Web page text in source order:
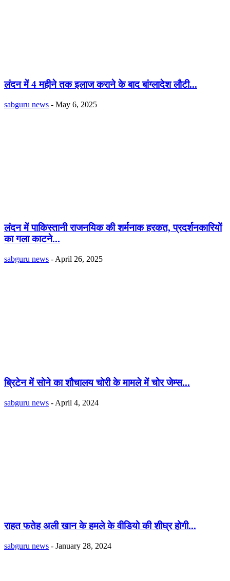
लंदन में 4 महीने तक इलाज कराने के बाद बांग्लादेश लौटी...
sabguru news - May 6, 2025
लंदन में पाकिस्तानी राजनयिक की शर्मनाक हरकत, प्रदर्शनकारियों
का गला काटने...
sabguru news - April 26, 2025
ब्रिटेन में सोने का शौचालय चोरी के मामले में चोर जेम्स...
sabguru news - April 4, 2024
राहत फतेह अली खान के हमले के वीडियो की शीघ्र होगी...
sabguru news - January 28, 2024